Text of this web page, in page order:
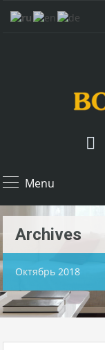
Menu
Archives
Октябрь 2018